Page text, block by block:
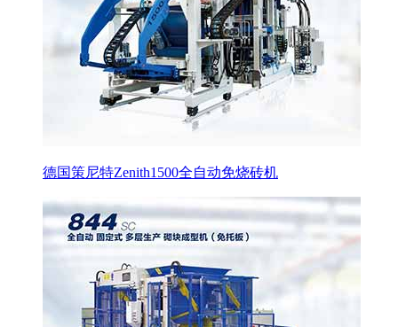
德国策尼特Zenith1500全自动免烧砖机